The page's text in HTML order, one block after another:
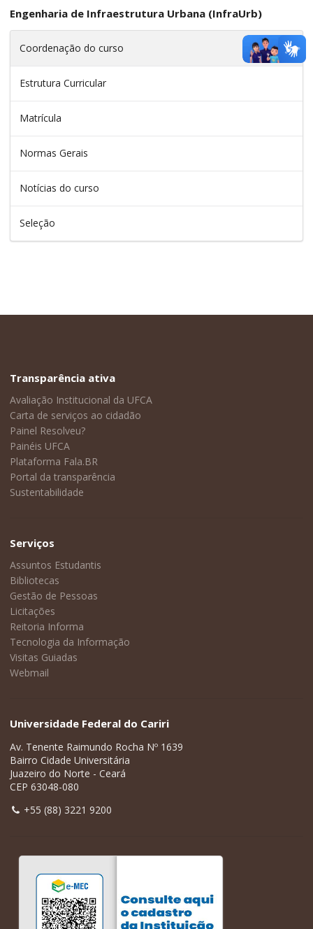
Engenharia de Infraestrutura Urbana (InfraUrb)
Coordenação do curso
Estrutura Curricular
Matrícula
Normas Gerais
Notícias do curso
Seleção
Transparência ativa
Avaliação Institucional da UFCA
Carta de serviços ao cidadão
Painel Resolveu?
Painéis UFCA
Plataforma Fala.BR
Portal da transparência
Sustentabilidade
Serviços
Assuntos Estudantis
Bibliotecas
Gestão de Pessoas
Licitações
Reitoria Informa
Tecnologia da Informação
Visitas Guiadas
Webmail
Universidade Federal do Cariri
Av. Tenente Raimundo Rocha Nº 1639
Bairro Cidade Universitária
Juazeiro do Norte - Ceará
CEP 63048-080
+55 (88) 3221 9200